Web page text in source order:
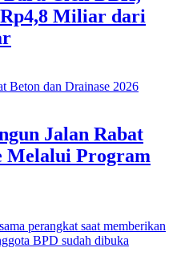
Miliar dari
Jalan Rabat
Melalui Program